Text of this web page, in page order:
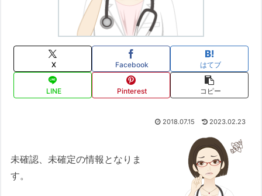
X Facebook はてブ
LINE Pinterest コピー
2018.07.15 2023.02.23
未確認、未確定の情報となりま
す。